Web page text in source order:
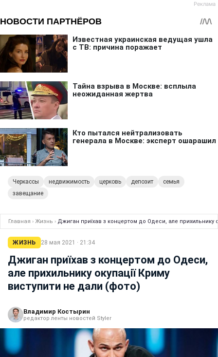
Черкассы недвижимость церковь депозит
семья
завещание
Главная › Жизнь › Джиган приїхав з концертом до Одеси, але прихильнику
ЖИЗНЬ 28 мая 2021 · 21:34
Джиган приїхав з концертом до Одеси,
але прихильнику окупації Криму
виступити не дали (фото)
Владимир Костырин
редактор ленты новостей Styler